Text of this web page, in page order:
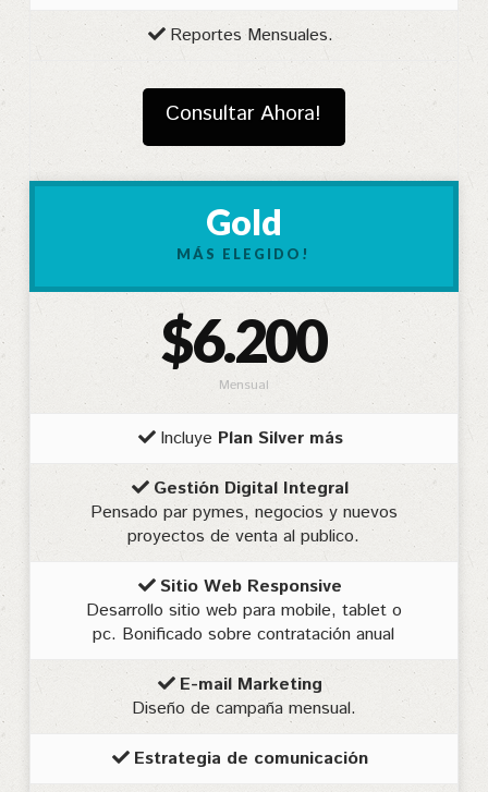
Reportes Mensuales.
Consultar Ahora!
Gold
MÁS ELEGIDO!
$6.200
Mensual
Incluye Plan Silver más
Gestión Digital Integral
Pensado par pymes, negocios y nuevos
proyectos de venta al publico.
Sitio Web Responsive
Desarrollo sitio web para mobile, tablet o
pc. Bonificado sobre contratación anual
E-mail Marketing
Diseño de campaña mensual.
Estrategia de comunicación